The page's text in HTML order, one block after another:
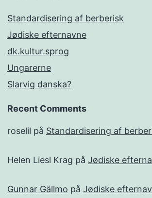
Standardisering af berberisk
Jødiske efternavne
dk.kultur.sprog
Ungarerne
Slarvig danska?
Recent Comments
roselil på Standardisering af
Helen Liesl Krag på Jødiske
Gunnar Gällmo på Jødiske